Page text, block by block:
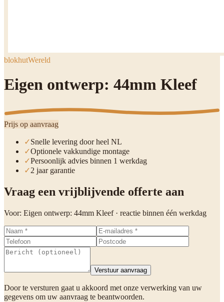
blokhutWereld
Eigen ontwerp: 44mm Kleef
Prijs op aanvraag
✓Snelle levering door heel NL
✓Optionele vakkundige montage
✓Persoonlijk advies binnen 1 werkdag
✓2 jaar garantie
Vraag een vrijblijvende offerte aan
Voor: Eigen ontwerp: 44mm Kleef· reactie binnen één werkdag
Verstuur aanvraag
Door te versturen gaat u akkoord met onze verwerking van uw
gegevens om uw aanvraag te beantwoorden.